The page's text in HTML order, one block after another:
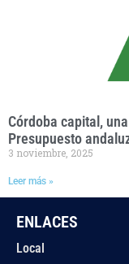
Córdoba capital,
Presupuesto
3 noviembre, 2025
Leer más »
ENLACES
Local